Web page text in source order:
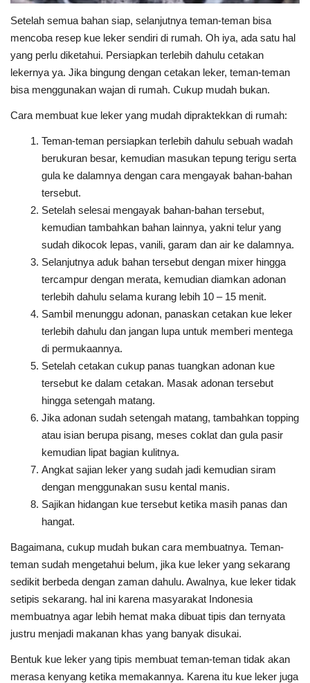
Setelah semua bahan siap, selanjutnya teman-teman bisa
mencoba resep kue leker sendiri di rumah. Oh iya, ada satu hal
yang perlu diketahui. Persiapkan terlebih dahulu cetakan
lekernya ya. Jika bingung dengan cetakan leker, teman-teman
bisa menggunakan wajan di rumah. Cukup mudah bukan.
Cara membuat kue leker yang mudah dipraktekkan di rumah:
Teman-teman persiapkan terlebih dahulu sebuah wadah
berukuran besar, kemudian masukan tepung terigu serta
gula ke dalamnya dengan cara mengayak bahan-bahan
tersebut.
Setelah selesai mengayak bahan-bahan tersebut,
kemudian tambahkan bahan lainnya, yakni telur yang
sudah dikocok lepas, vanili, garam dan air ke dalamnya.
Selanjutnya aduk bahan tersebut dengan mixer hingga
tercampur dengan merata, kemudian diamkan adonan
terlebih dahulu selama kurang lebih 10 – 15 menit.
Sambil menunggu adonan, panaskan cetakan kue leker
terlebih dahulu dan jangan lupa untuk memberi mentega
di permukaannya.
Setelah cetakan cukup panas tuangkan adonan kue
tersebut ke dalam cetakan. Masak adonan tersebut
hingga setengah matang.
Jika adonan sudah setengah matang, tambahkan topping
atau isian berupa pisang, meses coklat dan gula pasir
kemudian lipat bagian kulitnya.
Angkat sajian leker yang sudah jadi kemudian siram
dengan menggunakan susu kental manis.
Sajikan hidangan kue tersebut ketika masih panas dan
hangat.
Bagaimana, cukup mudah bukan cara membuatnya. Teman-
teman sudah mengetahui belum, jika kue leker yang sekarang
sedikit berbeda dengan zaman dahulu. Awalnya, kue leker tidak
setipis sekarang. hal ini karena masyarakat Indonesia
membuatnya agar lebih hemat maka dibuat tipis dan ternyata
justru menjadi makanan khas yang banyak disukai.
Bentuk kue leker yang tipis membuat teman-teman tidak akan
merasa kenyang ketika memakannya. Karena itu kue leker juga